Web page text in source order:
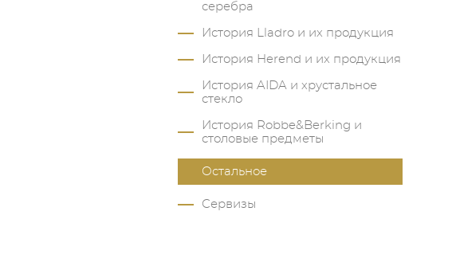
серебра
История Lladro и их продукция
История Herend и их продукция
История AIDA и хрустальное
стекло
История Robbe&Berking и
столовые предметы
Остальное
Сервизы